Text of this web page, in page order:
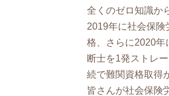
全くのゼロ知識か
2019年に社会保険
格、さらに2020年
断士を1発ストレ
続で難関資格取得
皆さんが社会保険